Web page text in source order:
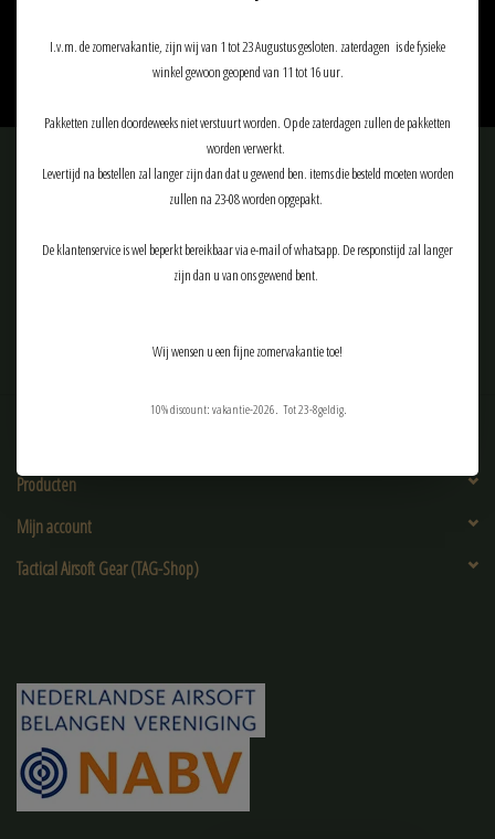
Meld je aan voor onze nieuwsbrief:
ABONNEER
Producten
Mijn account
Tactical Airsoft Gear (TAG-Shop)
I.v.m. de zomervakantie, zijn wij van 1 tot 23 Augustus gesloten. zaterdagen is de fysieke
winkel gewoon geopend van 11 tot 16 uur.
Pakketten zullen doordeweeks niet verstuurt worden. Op de zaterdagen zullen de pakketten
worden verwerkt.
Levertijd na bestellen zal langer zijn dan dat u gewend ben. items die besteld moeten worden
zullen na 23-08 worden opgepakt.
De klantenservice is wel beperkt bereikbaar via e-mail of whatsapp. De responstijd zal langer
zijn dan u van ons gewend bent.
Wij wensen u een fijne zomervakantie toe!
10% discount: vakantie-2026. Tot 23-8geldig.